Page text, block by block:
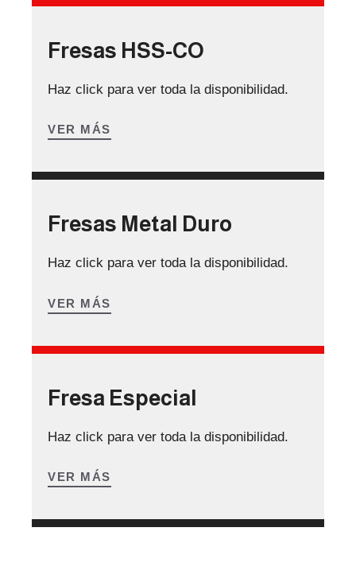
Fresas HSS-CO
Haz click para ver toda la disponibilidad.
VER MÁS
Fresas Metal Duro
Haz click para ver toda la disponibilidad.
VER MÁS
Fresa Especial
Haz click para ver toda la disponibilidad.
VER MÁS